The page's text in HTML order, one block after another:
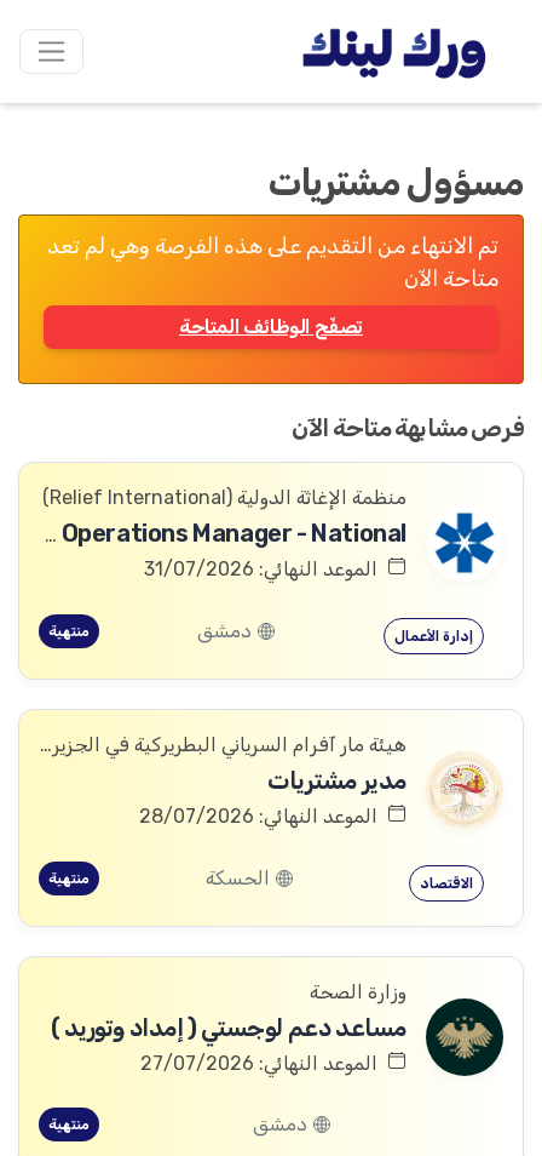
مسؤول مشتريات
تم الانتهاء من التقديم على هذه الفرصة وهي لم تعد
متاحة الآن
تصفّح الوظائف المتاحة
فرص مشابهة متاحة الآن
منظمة الإغاثة الدولیة (Relief International)
Country Supply Chain & Operations Manager - National
الموعد النهائي: 31/07/2026
إدارة الأعمال دمشق منتهية
هيئة مار آفرام السرياني البطريركية في الجزيرة والفرات
مدير مشتريات
الموعد النهائي: 28/07/2026
الاقتصاد الحسكة منتهية
وزارة الصحة
مساعد دعم لوجستي ( إمداد وتوريد )
الموعد النهائي: 27/07/2026
دمشق منتهية